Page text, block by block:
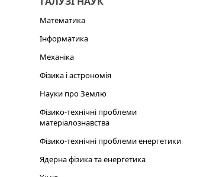
Математика
Інформатика
Механіка
Фізика і астрономія
Науки про Землю
Фізико-технічні проблеми
матеріалознавства
Фізико-технічні проблеми енергетики
Ядерна фізика та енергетика